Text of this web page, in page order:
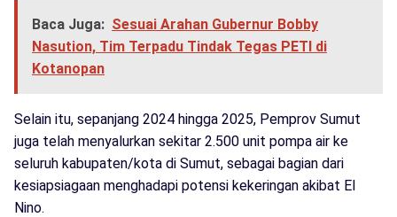
Baca Juga: Sesuai Arahan Gubernur Bobby
Nasution, Tim Terpadu Tindak Tegas PETI di
Kotanopan
Selain itu, sepanjang 2024 hingga 2025, Pemprov Sumut
juga telah menyalurkan sekitar 2.500 unit pompa air ke
seluruh kabupaten/kota di Sumut, sebagai bagian dari
kesiapsiagaan menghadapi potensi kekeringan akibat El
Nino.